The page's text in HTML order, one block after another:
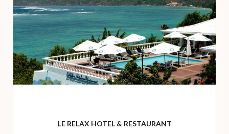
LE RELAX HOTEL & RESTAURANT